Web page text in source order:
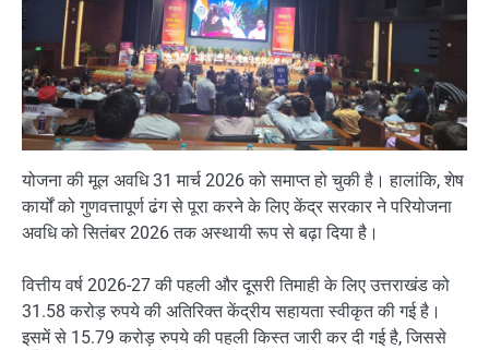
योजना की मूल अवधि 31 मार्च 2026 को समाप्त हो चुकी है। हालांकि, शेष
कार्यों को गुणवत्तापूर्ण ढंग से पूरा करने के लिए केंद्र सरकार ने परियोजना
अवधि को सितंबर 2026 तक अस्थायी रूप से बढ़ा दिया है।
वित्तीय वर्ष 2026-27 की पहली और दूसरी तिमाही के लिए उत्तराखंड को
31.58 करोड़ रुपये की अतिरिक्त केंद्रीय सहायता स्वीकृत की गई है।
इसमें से 15.79 करोड़ रुपये की पहली किस्त जारी कर दी गई है, जिससे